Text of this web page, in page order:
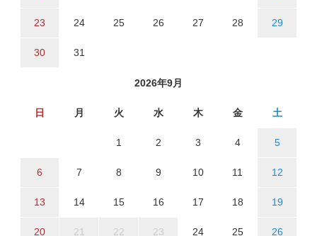
23 24 25 26 27 28 29
30 31
2026年9月
日 月 火 水 木 金 土
1 2 3 4 5
6 7 8 9 10 11 12
13 14 15 16 17 18 19
20 21 22 23 24 25 26